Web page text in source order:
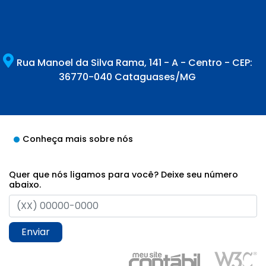
Rua Manoel da Silva Rama, 141 - A - Centro - CEP:
36770-040 Cataguases/MG
Conheça mais sobre nós
Quer que nós ligamos para você? Deixe seu número
abaixo.
Enviar